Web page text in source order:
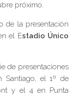
próximo.
de la presentación
el Estadio Único
de presentaciones
el 1º de
y el 4 en Punta